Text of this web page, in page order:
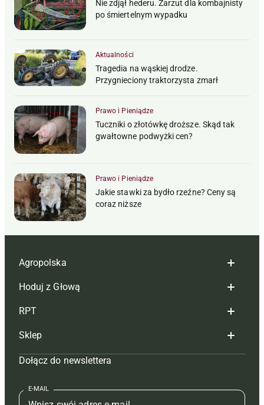
Nie zdjął hederu. Zarzut dla kombajnisty
po śmiertelnym wypadku
Aktualności
Tragedia na wąskiej drodze.
Przygnieciony traktorzysta zmarł
Prawo i Pieniądze
Tuczniki o złotówkę droższe. Skąd tak
gwałtowne podwyżki cen?
Prawo i Pieniądze
Jakie stawki za bydło rzeźne? Ceny są
coraz niższe
Agropolska
Redakcja
Reklama
Tagi
Mapa serwisu
Kontakt
Hoduj z Głową
Hoduj z głową bydło
Hoduj z głową świnie
Prenumerata
Redakcja
RPT
Redakcja
Prenumerata
Reklama
Sklep
Czasopisma i prenumerata
Książki
Dołącz do newslettera
E-MAIL